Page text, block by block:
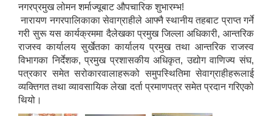
नगरप्रमुख लोमन शर्माज्यूबाट औपचारिक शुभारम्भ!
नारायण नगरपालिकाका सेवाग्राहीले आफ्नै स्थानीय तहबाट प्राप्त गर्ने
गरी सुरू यस कार्यक्रममा दैलेखका प्रमुख जिल्ला अधिकारी, आन्तरिक
राजस्व कार्यालय सुर्खेतका कार्यालय प्रमुख तथा आन्तरिक राजस्व
विभागका निर्देशक, प्रमुख प्रशासकीय अधिकृत, उद्योग वाणिज्य संघ,
पत्रकार समेत सरोकारवालाहरूको समुपस्थितिमा सेवाग्राहीहरूलाई
व्यक्तिगत तथा व्यावसायिक लेखा दर्ता प्रमाणपत्र समेत प्रदान गरिएको
थियो।